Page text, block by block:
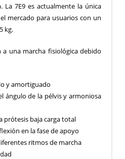
La 7E9 es actualmente la única
mercado para usuarios con un
kg.
una marcha fisiológica debido
y amortiguado
ángulo de la pélvis y armoniosa
prótesis baja carga total
en la fase de apoyo
ritmos de marcha